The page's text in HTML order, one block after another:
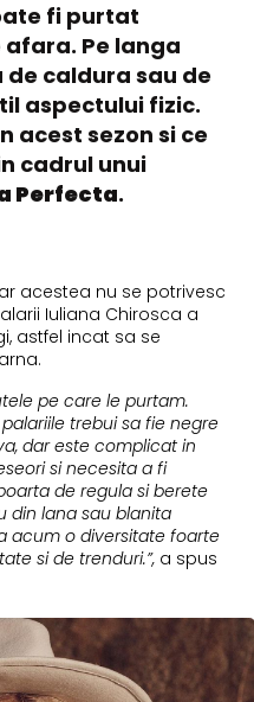
fi purtat
Pe langa
caldura sau de
aspectului fizic.
acest sezon si ce
cadrul unui
Perfecta.
acestea nu se potrivesc
Iuliana Chirosca a
astfel incat sa se
pe care le purtam.
trebui sa fie negre
dar este complicat in
si necesita a fi
de regula si berete
din lana sau blanita
acum o diversitate foarte
si de trenduri.”, a spus